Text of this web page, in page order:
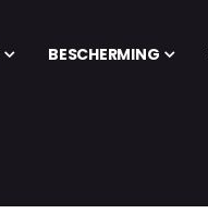
BESCHERMING